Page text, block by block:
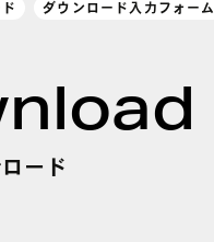
ダウンロード入力フォーム
ード